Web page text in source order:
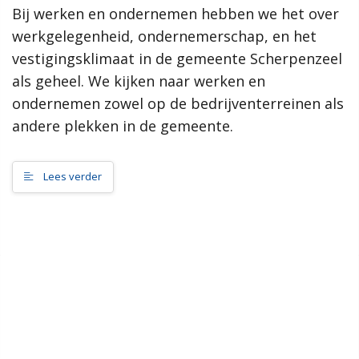
samenleving, dan werkt de gemeente Scherpenzeel graag mee
aan jouw initiatief!”
Meer informatie
Wat is de omgevingsvisie?
Proces MeetUps
Hoe werkt de website?
Bij werken en ondernemen hebben we het over
werkgelegenheid, ondernemerschap, en het
vestigingsklimaat in de gemeente Scherpenzeel
als geheel. We kijken naar werken en
ondernemen zowel op de bedrijventerreinen als
andere plekken in de gemeente.
Lees verder